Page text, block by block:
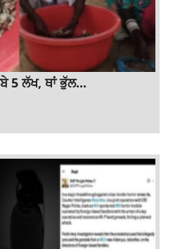
5 ਲੱਖ, ਥਾਂ ਭੁੱਲ...